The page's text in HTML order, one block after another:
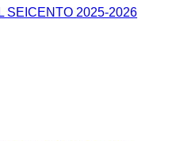
SEICENTO 2025-2026